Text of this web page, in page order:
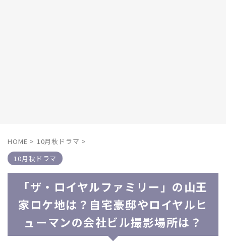
HOME > 10月秋ドラマ >
10月秋ドラマ
「ザ・ロイヤルファミリー」の山王
家ロケ地は？自宅豪邸やロイヤルヒ
ューマンの会社ビル撮影場所は？